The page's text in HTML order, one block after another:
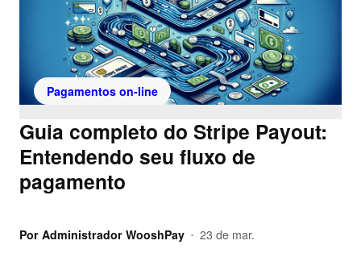
Pagamentos on-line
Guia completo do Stripe Payout:
Entendendo seu fluxo de
pagamento
Por Administrador WooshPay • 23 de mar.